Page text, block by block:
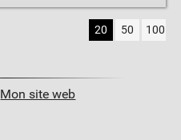
20 50 100
Mon site web